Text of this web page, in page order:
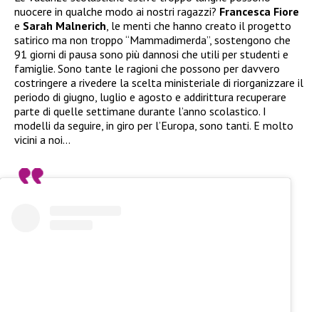
nuocere in qualche modo ai nostri ragazzi? Francesca Fiore
e Sarah Malnerich, le menti che hanno creato il progetto
satirico ma non troppo “Mammadimerda”, sostengono che
91 giorni di pausa sono più dannosi che utili per studenti e
famiglie. Sono tante le ragioni che possono per davvero
costringere a rivedere la scelta ministeriale di riorganizzare il
periodo di giugno, luglio e agosto e addirittura recuperare
parte di quelle settimane durante l’anno scolastico. I
modelli da seguire, in giro per l’Europa, sono tanti. E molto
vicini a noi…